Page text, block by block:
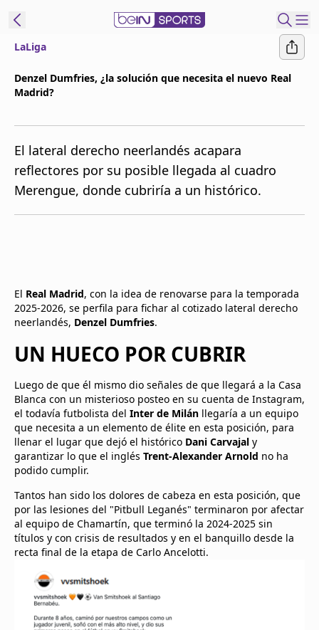
beIN XTRA
LaLiga
Denzel Dumfries, ¿la solución que necesita el nuevo Real
Madrid?
El lateral derecho neerlandés acapara
reflectores por su posible llegada al cuadro
Merengue, donde cubriría a un histórico.
El Real Madrid, con la idea de renovarse para la temporada
2025-2026, se perfila para fichar al cotizado lateral derecho
neerlandés, Denzel Dumfries.
UN HUECO POR CUBRIR
Luego de que él mismo dio señales de que llegará a la Casa
Blanca con un misterioso posteo en su cuenta de Instagram,
el todavía futbolista del Inter de Milán llegaría a un equipo
que necesita a un elemento de élite en esta posición, para
llenar el lugar que dejó el histórico Dani Carvajal y
garantizar lo que el inglés Trent-Alexander Arnold no ha
podido cumplir.
Tantos han sido los dolores de cabeza en esta posición, que
por las lesiones del "Pitbull Leganés" terminaron por afectar
al equipo de Chamartín, que terminó la 2024-2025 sin
títulos y con crisis de resultados y en el banquillo desde la
recta final de la etapa de Carlo Ancelotti.